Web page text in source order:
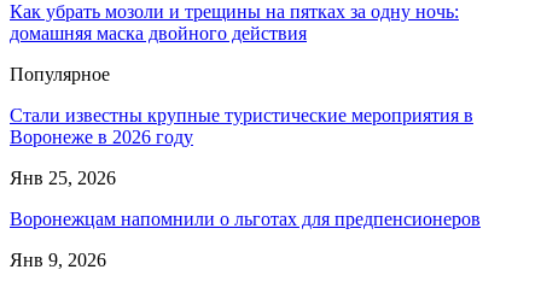
Как убрать мозоли и трещины на пятках за одну ночь:
домашняя маска двойного действия
Популярное
Стали известны крупные туристические мероприятия в
Воронеже в 2026 году
Янв 25, 2026
Воронежцам напомнили о льготах для предпенсионеров
Янв 9, 2026